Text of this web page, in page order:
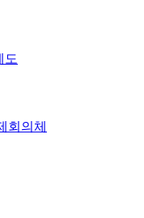
도
회의체